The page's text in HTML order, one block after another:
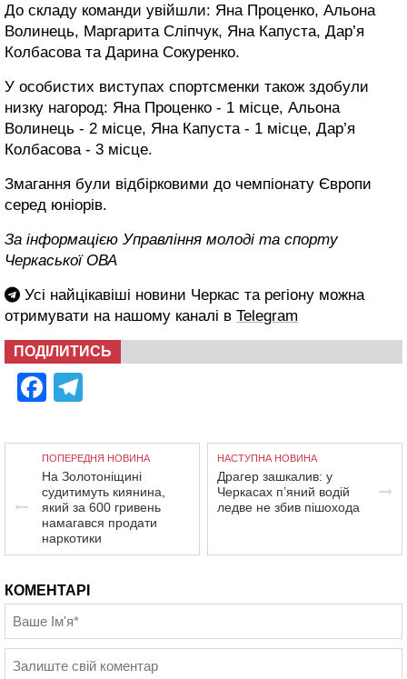
До складу команди увійшли: Яна Проценко, Альона
Волинець, Маргарита Сліпчук, Яна Капуста, Дар’я
Колбасова та Дарина Сокуренко.
У особистих виступах спортсменки також здобули
низку нагород: Яна Проценко - 1 місце, Альона
Волинець - 2 місце, Яна Капуста - 1 місце, Дар’я
Колбасова - 3 місце.
Змагання були відбірковими до чемпіонату Європи
серед юніорів.
За інформацією Управління молоді та спорту
Черкаської ОВА
Усі найцікавіші новини Черкас та регіону можна
отримувати на нашому каналі в Telegram
ПОДІЛИТИСЬ
Facebook
ПОПЕРЕДНЯ НОВИНА
На Золотоніщині
судитимуть киянина,
який за 600 гривень
намагався продати
наркотики
НАСТУПНА НОВИНА
Драгер зашкалив: у
Черкасах п’яний водій
ледве не збив пішохода
КОМЕНТАРІ